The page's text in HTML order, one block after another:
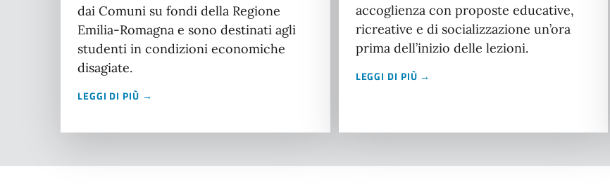
dai Comuni su fondi della Regione
Emilia-Romagna e sono destinati agli
studenti in condizioni economiche
disagiate.
LEGGI DI PIÙ →
accoglienza con proposte educative,
ricreative e di socializzazione un’ora
prima dell’inizio delle lezioni.
LEGGI DI PIÙ →